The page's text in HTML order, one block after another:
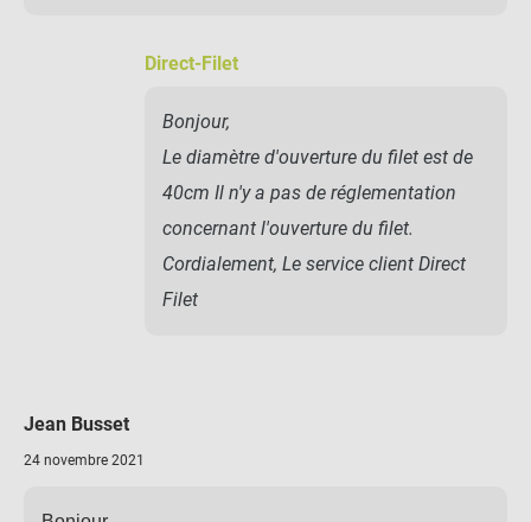
Direct-Filet
Bonjour,
Le diamètre d'ouverture du filet est de
40cm Il n'y a pas de réglementation
concernant l'ouverture du filet.
Cordialement, Le service client Direct
Filet
Jean Busset
24 novembre 2021